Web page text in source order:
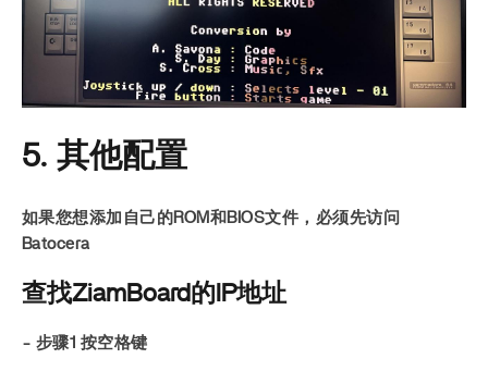
5. 其他配置
如果您想添加自己的ROM和BIOS文件，必须先访问
Batocera
查找ZiamBoard的IP地址
- 步骤1 按空格键